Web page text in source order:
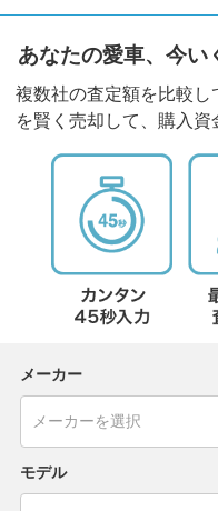
あなたの愛車、今い
複数社の査定額を比較
を賢く売却して、購入資
メーカー
モデル